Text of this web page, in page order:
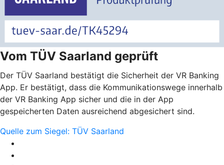
Vom TÜV Saarland geprüft
Der TÜV Saarland bestätigt die Sicherheit der VR Banking
App. Er bestätigt, dass die Kommunikationswege innerhalb
der VR Banking App sicher und die in der App
gespeicherten Daten ausreichend abgesichert sind.
Quelle zum Siegel: TÜV Saarland